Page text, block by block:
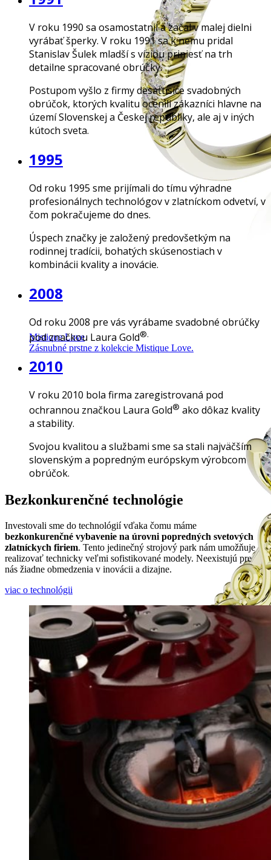
Mistique Love
Zásnubné prstne z kolekcie Mistique Love.
V roku 1990 sa osamostatnil a začal v malej dielni
vyrábať šperky. V roku 1991 sa k nemu pridal
Stanislav Šulek mladší s víziou priniesť na trh
detailne spracované obrúčky.
Postupom vyšlo z firmy desaťtisíce svadobných
obrúčok, ktorých kvalitu ocenili zákazníci hlavne na
území Slovenskej a Českej republiky, ale aj v iných
kútoch sveta.
1995
Od roku 1995 sme prijímali do tímu výhradne
profesionálnych technológov v zlatníckom odvetví, v
čom pokračujeme do dnes.
Úspech značky je založený predovšetkým na
rodinnej tradícii, bohatých skúsenostiach v
kombinácii kvality a inovácie.
2008
Od roku 2008 pre vás vyrábame svadobné obrúčky
pod značkou Laura Gold®.
2010
V roku 2010 bola firma zaregistrovaná pod
ochrannou značkou Laura Gold® ako dôkaz kvality
a stability.
Svojou kvalitou a službami sme sa stali najväčším
slovenským a popredným európskym výrobcom
obrúčok.
Bezkonkurenčné technológie
Investovali sme do technológií vďaka čomu máme
bezkonkurenčné vybavenie na úrovni popredných svetových
zlatníckych firiem. Tento jedinečný strojový park nám umožňuje
realizovať technicky veľmi sofistikované modely. Neexistujú pre
nás žiadne obmedzenia v inovácii a dizajne.
viac o technológii